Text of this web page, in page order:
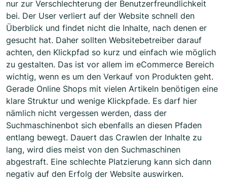
nur zur Verschlechterung der Benutzerfreundlichkeit
bei. Der User verliert auf der Website schnell den
Überblick und findet nicht die Inhalte, nach denen er
gesucht hat. Daher sollten Websitebetreiber darauf
achten, den Klickpfad so kurz und einfach wie möglich
zu gestalten. Das ist vor allem im eCommerce Bereich
wichtig, wenn es um den Verkauf von Produkten geht.
Gerade Online Shops mit vielen Artikeln benötigen eine
klare Struktur und wenige Klickpfade. Es darf hier
nämlich nicht vergessen werden, dass der
Suchmaschinenbot sich ebenfalls an diesen Pfaden
entlang bewegt. Dauert das Crawlen der Inhalte zu
lang, wird dies meist von den Suchmaschinen
abgestraft. Eine schlechte Platzierung kann sich dann
negativ auf den Erfolg der Website auswirken.